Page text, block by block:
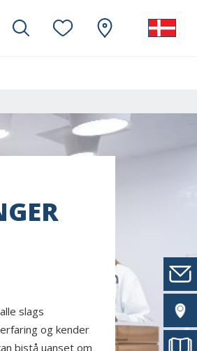
slags
og kender
bistå uanset om